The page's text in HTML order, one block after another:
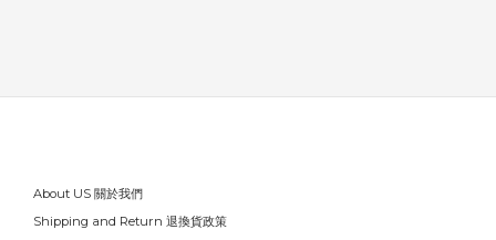
About US 關於我們
Shipping and Return 退換貨政策